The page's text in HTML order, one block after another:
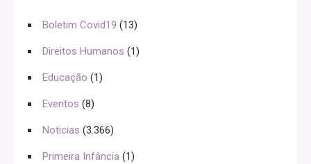
Boletim Covid19 (13)
Direitos Humanos (1)
Educação (1)
Eventos (8)
Noticias (3.366)
Primeira Infância (1)